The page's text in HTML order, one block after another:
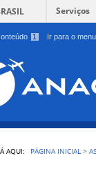
1 Ir para o menu
Serviços
AQUI: PÁGINA INICIAL >